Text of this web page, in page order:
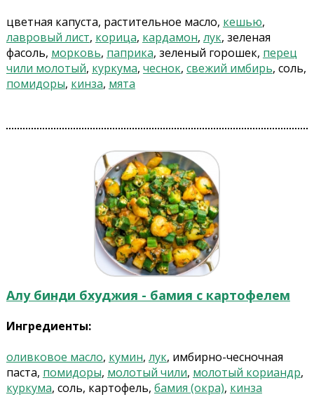
цветная капуста, растительное масло, кешью,
лавровый лист, корица, кардамон, лук, зеленая
фасоль, морковь, паприка, зеленый горошек, перец
чили молотый, куркума, чеснок, свежий имбирь, соль,
помидоры, кинза, мята
Алу бинди бхуджия - бамия с картофелем
Ингредиенты:
оливковое масло, кумин, лук, имбирно-чесночная
паста, помидоры, молотый чили, молотый кориандр,
куркума, соль, картофель, бамия (окра), кинза